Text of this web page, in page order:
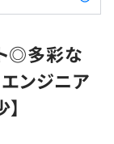
◎多彩な
ンジニア